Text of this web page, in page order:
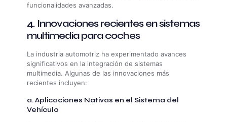
funcionalidades avanzadas.
4. Innovaciones recientes en sistemas
multimedia para coches
La industria automotriz ha experimentado avances
significativos en la integración de sistemas
multimedia. Algunas de las innovaciones más
recientes incluyen:
a. Aplicaciones Nativas en el Sistema del
Vehículo